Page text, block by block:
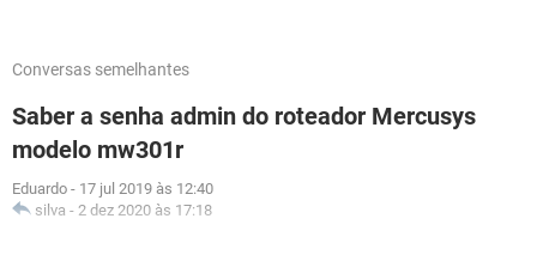
Conversas semelhantes
Saber a senha admin do roteador Mercusys
modelo mw301r
Eduardo - 17 jul 2019 às 12:40
silva - 2 dez 2020 às 17:18